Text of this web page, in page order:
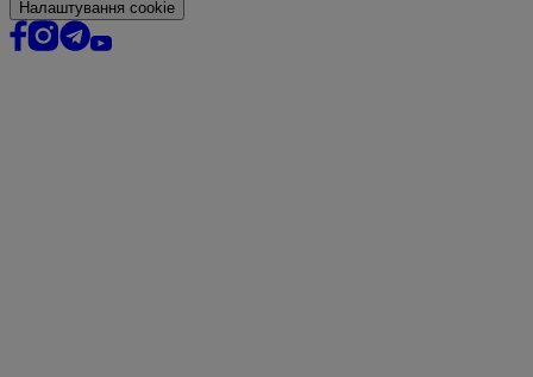
Налаштування cookie